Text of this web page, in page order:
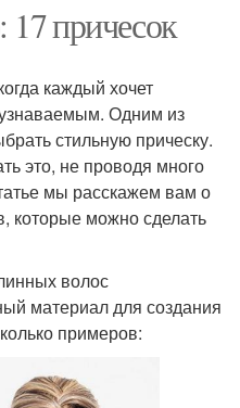
17 причесок
каждый хочет
Одним из
стильную прическу.
это, не проводя много
мы расскажем вам о
которые можно сделать
волос
материал для создания
примеров: